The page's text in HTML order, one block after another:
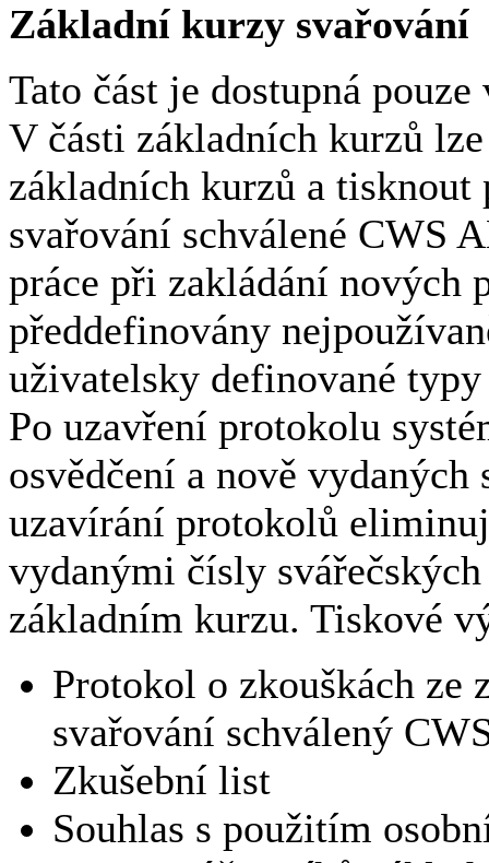
Základní kurzy svařování
Tato část je dostupná
V části základních kurzů
základních kurzů a
svařování schválené CWS
práce při zakládání nových
předdefinovány
uživatelsky definované
Po uzavření protokolu
osvědčení a nově
uzavírání protokolů
vydanými čísly
základním kurzu. Tiskové
Protokol o zkouškách ze
svařování schválený
Zkušební list
Souhlas s použitím